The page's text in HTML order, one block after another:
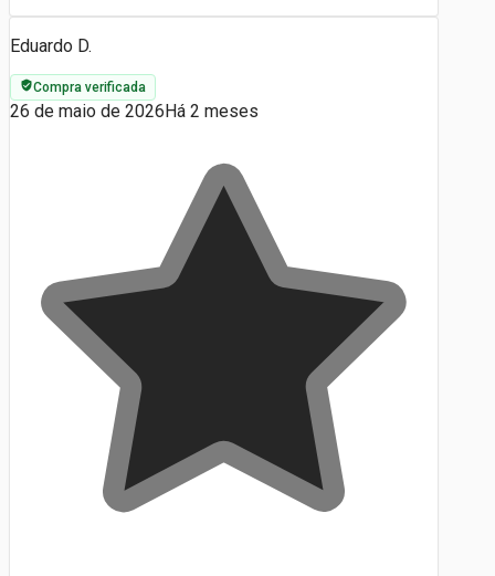
Eduardo D.
Compra verificada
26 de maio de 2026Há 2 meses